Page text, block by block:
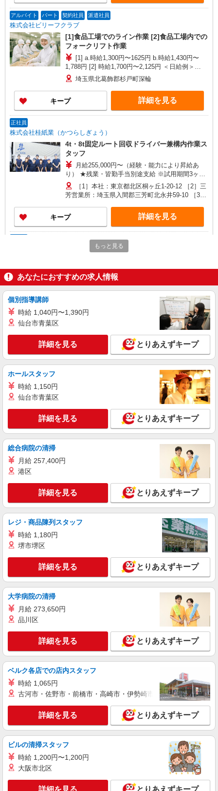
アルバイト パート 契約社員 派遣社員
株式会社ビリーフクラブ
[1]食品工場でのライン作業 [2]食品工場内での
フォークリフト作業
[1] a.時給1,300円〜1625円 b.時給1,430円〜
1,788円 [2] 時給1,700円〜2,125円 ＜日給例＞
13,600円（時給1,700円×8h） ＜月給例＞299,200
円（時給1,700円×8h×22日） ※経験・能力・時間
帯による
埼玉県北葛飾郡杉戸町深輪
キープ 詳細を見る
正社員
株式会社桂紙業（かつらしぎょう）
4t・8t固定ルート回収ドライバー兼構内作業ス
タッフ
月給255,000円〜（経験・能力により昇給あ
り） ★残業・皆勤手当別途支給 ※試用期間3ヶ月
あり（同条件） ★年収例は備考をご覧ください★
≪運転免許手当別途支給≫ ・大型免許（1.5万
円） ・中型免許（1万円） ・フォークリフト免許
（5千円） 【月収例】378,750円 （25歳、入社1年
目） （月給255,000円＋残業45時間93,750円＋皆
勤手当10,000円＋大型・フォーク免許手当20,000
［1］本社：東京都北区桐ヶ丘1-20-12 ［2］三
芳営業所：埼玉県入間郡三芳町北永井59-10 ［3］
田営業所：埼玉県戸田市笹目8-15-30 ［5］騎西営
業所：埼玉県加須市戸崎309-1 ［6］川越営業
所：埼玉県川越市芳野台2-8-42 ※川越工業団地内
［7］藤ヶ谷営業所：千葉県柏市藤ヶ谷545-2 ★
車・バイク通勤OK [1]はバイク・自転車通勤OK
キープ 詳細を見る
月給27万〜32万円（手当込）＋残業代全額支
給 ※経験・資格・能力によって異なる ※家族・住
宅・資格など各種手当あり 【年収例】 ＜入社1
年 役職なし＞ 360万円 ＜入社3年 副班長＞
460万円 ＜入社5年 班長＞ 500万円 ※班長・副
班長は役職手当も含む
【ミッションランド】 埼玉県久喜市河原井町
【サーマルリサイクル】して発電を行う事で、年
間2300tのCO2を削減できる最新鋭の工場として業
界内でも話題になりました。 2022年、更なる需要
の高まりそして地球環境への貢献のため、新しい
工場を増設しております◎
キープ 詳細を見る
株式会社テクノ・サービス 埼玉県エリア（02）
工場のカンタン軽作業、倉庫での箱詰め・入出
荷など ★未経験OKのお仕事たくさん！
■時給1300円〜1500円（就業先により異なる）
埼玉県内に多数あり 加須市、戸田市など
キープ 詳細を見る
派遣社員
ランスタッド株式会社 久喜支店（久喜事業所）/FKKU107009
時給1500円 ※交通費実費支給／当社規定あ
り。通勤交通費実費支払／上限4万円／月※規定あ
り 埼玉県加須市 「加須駅」より車で10分
詳細を見る
契約社員
株式会社アポロス
フォークでの構内作業
時給1,600円 別途残業手当支給
埼玉県加須市北大桑 ★マイカー通勤可
詳細を見る
ランスタッド株式会社 久喜支店（久喜事業所）/FKKU107034
検品
時給1300円 ※交通費実費支給／当社規定あ
埼玉県加須市 国道122号線近く！
キープ 詳細を見る
株式会社バイトレ（ADM810905GT06）
【迷ったらコレ】箱に入れるだけ♪モクモク軽
時給1364円〜時給1600円（就業先により異な
もっと見る
あなたにおすすめの求人情報
個別指導講師
時給 1,040円〜1,390円
仙台市青葉区
詳細を見る とりあえずキープ
ホールスタッフ
時給 1,150円
仙台市青葉区
詳細を見る とりあえずキープ
総合病院の清掃
月給 257,400円
港区
詳細を見る とりあえずキープ
レジ・商品陳列スタッフ
時給 1,180円
堺市堺区
詳細を見る とりあえずキープ
大学病院の清掃
月給 273,650円
品川区
詳細を見る とりあえずキープ
ベルク各店での店内スタッフ
時給 1,065円
古河市・佐野市・前橋市・高崎市・伊勢崎市・太田市・館林市
詳細を見る とりあえずキープ
ビルの清掃スタッフ
時給 1,200円〜1,200円
大阪市北区
詳細を見る とりあえずキープ